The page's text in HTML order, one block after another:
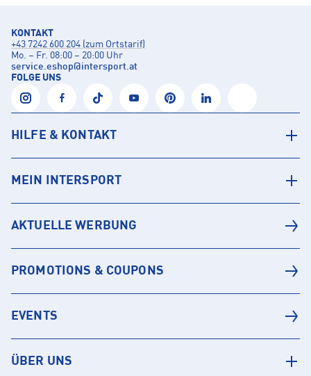
KONTAKT
+43 7242 600 204 (zum Ortstarif)
Mo. – Fr. 08:00 – 20:00 Uhr
service.eshop@intersport.at
FOLGE UNS
HILFE & KONTAKT
MEIN INTERSPORT
AKTUELLE WERBUNG
PROMOTIONS & COUPONS
EVENTS
ÜBER UNS